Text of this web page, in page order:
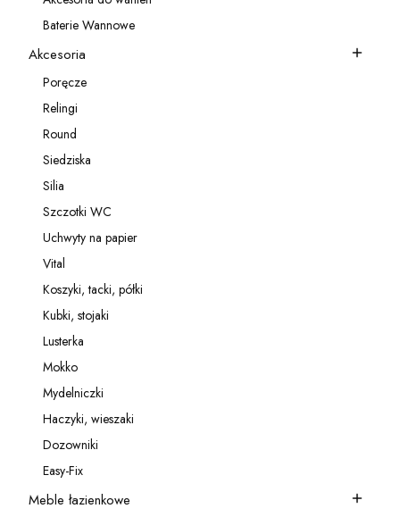
Kategoria - Akcesoria do wanien
Kategoria - Baterie Wannowe
Baterie Wannowe
Kategoria - Akcesoria
Akcesoria
Kategoria - Poręcze
Poręcze
Kategoria - Relingi
Relingi
Kategoria - Round
Round
Kategoria - Siedziska
Siedziska
Kategoria - Silia
Silia
Kategoria - Szczotki WC
Szczotki WC
Kategoria - Uchwyty na papier
Uchwyty na papier
Kategoria - Vital
Vital
Kategoria - Koszyki, tacki, półki
Koszyki, tacki, półki
Kategoria - Kubki, stojaki
Kubki, stojaki
Kategoria - Lusterka
Lusterka
Kategoria - Mokko
Mokko
Kategoria - Mydelniczki
Mydelniczki
Kategoria - Haczyki, wieszaki
Haczyki, wieszaki
Kategoria - Dozowniki
Dozowniki
Kategoria - Easy-Fix
Easy-Fix
Kategoria - Meble łazienkowe
Meble łazienkowe